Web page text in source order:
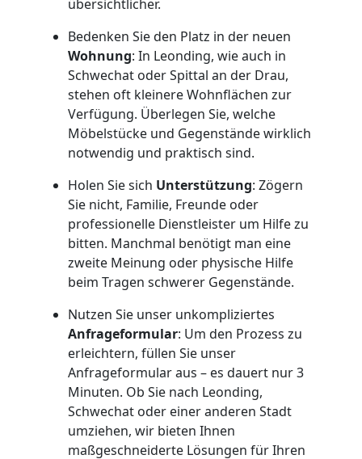
übersichtlicher.
Bedenken Sie den Platz in der neuen
Wohnung: In Leonding, wie auch in
Schwechat oder Spittal an der Drau,
stehen oft kleinere Wohnflächen zur
Verfügung. Überlegen Sie, welche
Möbelstücke und Gegenstände wirklich
notwendig und praktisch sind.
Holen Sie sich Unterstützung: Zögern
Sie nicht, Familie, Freunde oder
professionelle Dienstleister um Hilfe zu
bitten. Manchmal benötigt man eine
zweite Meinung oder physische Hilfe
beim Tragen schwerer Gegenstände.
Nutzen Sie unser unkompliziertes
Anfrageformular: Um den Prozess zu
erleichtern, füllen Sie unser
Anfrageformular aus – es dauert nur 3
Minuten. Ob Sie nach Leonding,
Schwechat oder einer anderen Stadt
umziehen, wir bieten Ihnen
maßgeschneiderte Lösungen für Ihren
Expressumzug
Leonding
Tragehilfe
Leonding
Kleiner
Umzug
Leonding
Küchenumzug
Leonding